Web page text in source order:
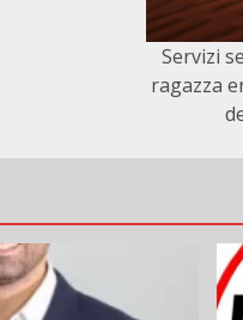
Servizi
ragazza